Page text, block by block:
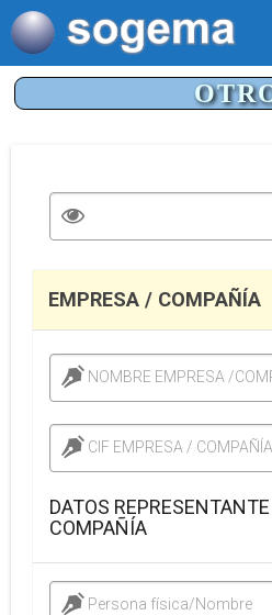
Saltar
contenido
EMPRESA / COMPAÑÍA
NOMBRE EMPRESA /
CIF EMPRESA / COMPAÑÍA
DATOS
COMPAÑÍA
Persona física/Nombre